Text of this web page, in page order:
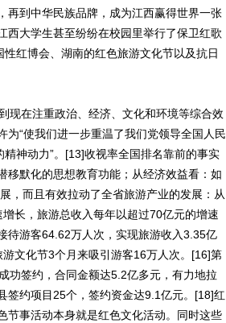
再到中华民族品牌，成为江西赢得世界一张
西大学生甚至纷纷在校园里举行了保卫红歌
红博会、湖南的红色旅游文化节以及抗日
在注重政治、经济、文化和环境等综合效
“使我们进一步重温了我们党领导全国人民
神动力”。[13]收视率全国排名靠前的事实
移默化的思想教育功能；从经济效益看：如
，而且有效拉动了全省旅游产业的发展：从
长，旅游总收入每年以超过70亿元的增速
待游客64.62万人次，实现旅游收入3.35亿
文化节3个月来吸引游客16万人次。[16]第
功签约，合同金额达5.2亿多元，有力地拉
签约项目25个，签约资金达9.1亿元。[18]红
节事活动本身就是红色文化活动。同时这些